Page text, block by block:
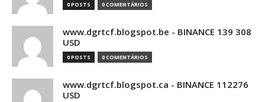
0 POSTS 0 COMENTÁRIOS
www.dgrtcf.blogspot.be - BINANCE 139 308
USD
0 POSTS 0 COMENTÁRIOS
www.dgrtcf.blogspot.ca - BINANCE 112276
USD